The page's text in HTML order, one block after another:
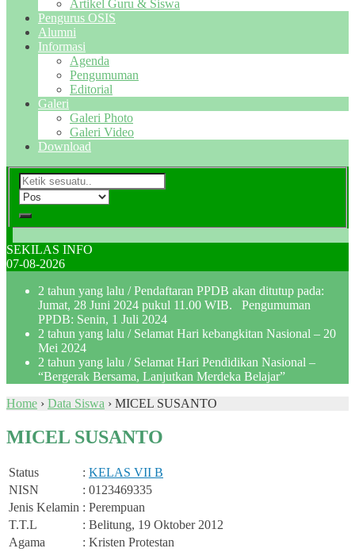
Artikel Guru & Siswa
Pengurus OSIS
Alumni
Informasi
Agenda
Pengumuman
Editorial
Galeri
Galeri Photo
Galeri Video
Download
SEKILAS INFO
07-08-2026
2 tahun yang lalu / Pendaftaran PPDB akan ditutup pada:
Jumat, 28 Juni 2024 pukul 11.00 WIB. Pengumuman
PPDB: Senin, 1 Juli 2024
2 tahun yang lalu / Selamat Hari kebangkitan Nasional – 20
Mei 2024
2 tahun yang lalu / Selamat Hari Pendidikan Nasional –
“Bergerak Bersama, Lanjutkan Merdeka Belajar”
Home › Data Siswa › MICEL SUSANTO
MICEL SUSANTO
Status : KELAS VII B
NISN
: 0123469335
Jenis Kelamin : Perempuan
T.T.L
: Belitung, 19 Oktober 2012
Agama
: Kristen Protestan